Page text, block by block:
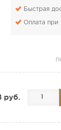
Быстрая
Оплата при
руб.